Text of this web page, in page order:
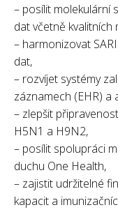
– posílit molekulární
dat včetně kvalitních
– harmonizovat
dat,
– rozvíjet systémy
záznamech (EHR) a
– zlepšit
H5N1 a H9N2,
– posílit spolupráci
duchu One Health,
– zajistit udržitelné
kapacit a